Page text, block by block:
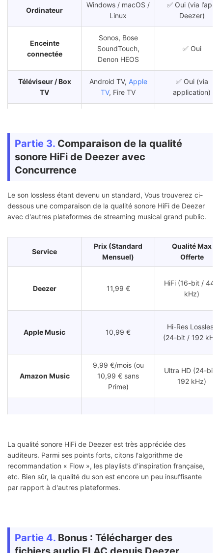
Ordinateur
Windows / macOS /
Linux
✅ Oui (via l’app
Deezer)
Enceinte
connectée
Sonos, Bose
SoundTouch,
Denon HEOS
✅ Oui
Téléviseur / Box
TV
Android TV, Apple
TV, Fire TV
✅ Oui (via
application)
Système HiFi / DAC
Bluesound, NAD,
Cambridge Audio
Casque Bluetooth
Tous modèles
standards
⚠️ Partiel
Enceinte
Bluetooth
JBL / Marshall /
Sony
⚠️ Partiel
Partie 3. Comparaison de la qualité
sonore HiFi de Deezer avec
Concurrence
Le son lossless étant devenu un standard, Vous trouverez ci-
dessous une comparaison de la qualité sonore HiFi de Deezer
avec d'autres plateformes de streaming musical grand public.
Service
Prix (Standard
Mensuel)
Qualité Max
Offerte
Deezer 11,99 €
HiFi (16-bit / 44.1
kHz)
Apple Music 10,99 €
Hi-Res Lossless
(24-bit / 192 kHz)
Amazon Music
9,99 €/mois (ou
10,99 € sans
Prime)
Ultra HD (24-bit /
192 kHz)
Qobuz
12,50 € (en abo
annuel)
Hi-Res (24-bit /
kHz)
La qualité sonore HiFi de Deezer est très appréciée des
auditeurs. Parmi ses points forts, citons l'algorithme de
recommandation « Flow », les playlists d'inspiration française,
etc. Bien sûr, la qualité du son est encore un peu insuffisante
par rapport à d'autres plateformes.
Partie 4. Bonus : Télécharger des